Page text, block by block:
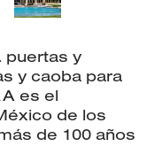
puertas y
y caoba para
es el
de los
de 100 años